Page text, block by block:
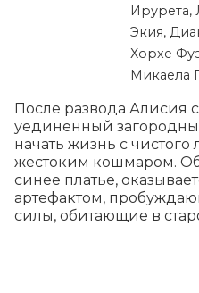
Ирурета,
Экия,
Хорхе
Микаела
После развода Алисия
уединенный
начать жизнь с чистого
жестоким кошмаром.
синее платье,
артефактом,
силы, обитающие в